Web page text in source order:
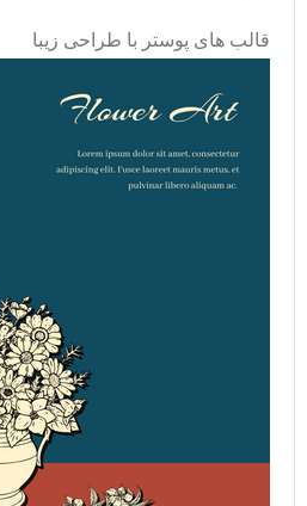
قالب های پوستر با طراحی زیبا